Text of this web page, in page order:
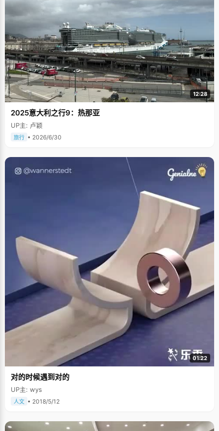
12:28
2025意大利之行9：热那亚
UP主: 卢颖
旅行 • 2026/6/30
01:22
对的时候遇到对的
UP主: wys
人文 • 2018/5/12